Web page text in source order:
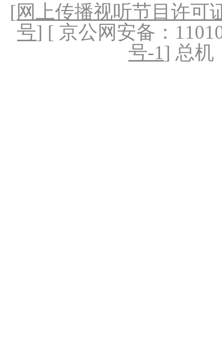
[网上传播视听节目许可
号] [ 京公网安备：
号-1] 总机